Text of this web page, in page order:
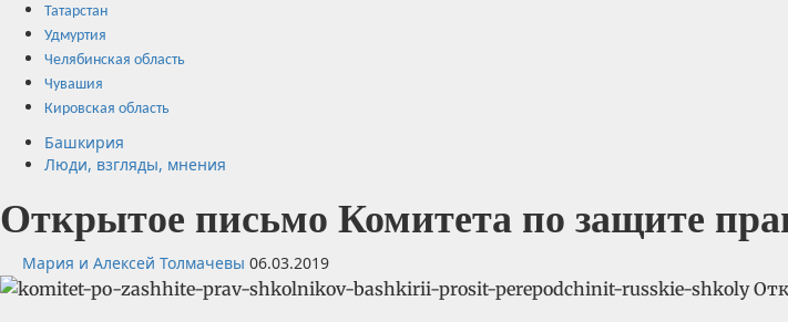
Татарстан
Удмуртия
Челябинская область
Чувашия
Кировская область
Башкирия
Люди, взгляды, мнения
Открытое письмо Комитета по защите
Мария и Алексей Толмачевы 06.03.2019